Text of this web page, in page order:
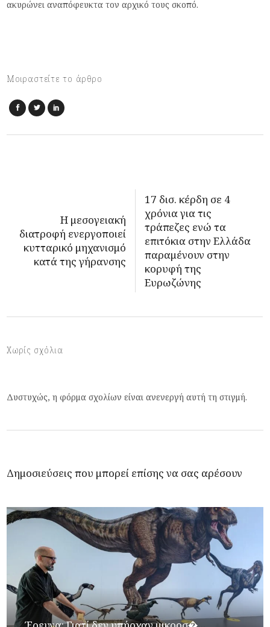
ακυρώνει αναπόφευκτα τον αρχικό τους σκοπό.
Μοιραστείτε το άρθρο
H μεσογειακή
διατροφή ενεργοποιεί
κυτταρικό μηχανισμό
κατά της γήρανσης
17 δισ. κέρδη σε 4
χρόνια για τις
τράπεζες ενώ τα
επιτόκια στην Ελλάδα
παραμένουν στην
κορυφή της
Ευρωζώνης
Χωρίς σχόλια
Δυστυχώς, η φόρμα σχολίων είναι ανενεργή αυτή τη στιγμή.
Δημοσιεύσεις που μπορεί επίσης να σας αρέσουν